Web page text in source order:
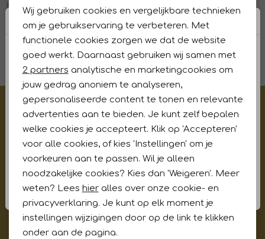
Mindy 750 fuchsia
47,97 79,95
Adela 229 beige
77,97 129,95
filters
€5,- korting op je eerste aankoop?
Meld je aan voor onze updates en ontvang gelijk €5,-
korting!* Niet i.c.m. andere acties
Aanmelden
Hoe wij met jouw data omgaan? Bekijk dit in onze
privacyverklaring.
Personalisatie cookies
Analytische cookies
Marketing cookies
Wij gebruiken cookies en vergelijkbare technieken
om je gebruikservaring te verbeteren. Met
functionele cookies zorgen we dat de website
goed werkt. Daarnaast gebruiken wij samen met
2 partners analytische en marketingcookies om
jouw gedrag anoniem te analyseren,
gepersonaliseerde content te tonen en relevante
advertenties aan te bieden. Je kunt zelf bepalen
welke cookies je accepteert. Klik op 'Accepteren'
voor alle cookies, of kies 'Instellingen' om je
voorkeuren aan te passen. Wil je alleen
noodzakelijke cookies? Kies dan 'Weigeren'. Meer
weten? Lees hieralles over onze cookie- en
privacyverklaring. Je kunt op elk moment je
instellingen wijzigingen door op de link te klikken
onder aan de pagina.